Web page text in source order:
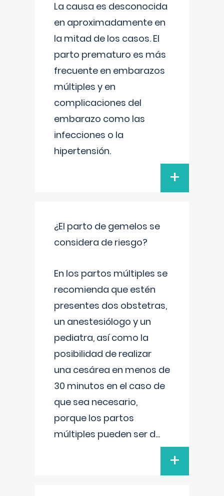
La causa es desconocida
en aproximadamente en
la mitad de los casos. El
parto prematuro es más
frecuente en embarazos
múltiples y en
complicaciones del
embarazo como las
infecciones o la
hipertensión.
+
¿El parto de gemelos se
considera de riesgo?
En los partos múltiples se
recomienda que estén
presentes dos obstetras,
un anestesiólogo y un
pediatra, así como la
posibilidad de realizar
una cesárea en menos de
30 minutos en el caso de
que sea necesario,
porque los partos
múltiples pueden ser d...
+